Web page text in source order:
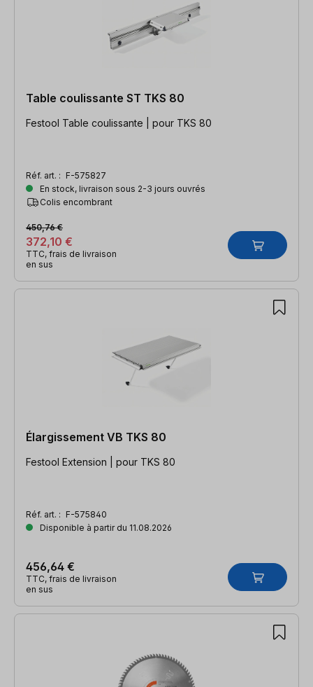
Table coulissante ST TKS 80
Festool Table coulissante | pour TKS 80
Réf. art. : F-575827
En stock, livraison sous 2-3 jours ouvrés
Colis encombrant
372,10 €
450,76 €
TTC, frais de livraison
en sus
Élargissement VB TKS 80
Festool Extension | pour TKS 80
Réf. art. : F-575840
Disponible à partir du 11.08.2026
456,64 €
TTC, frais de livraison
en sus